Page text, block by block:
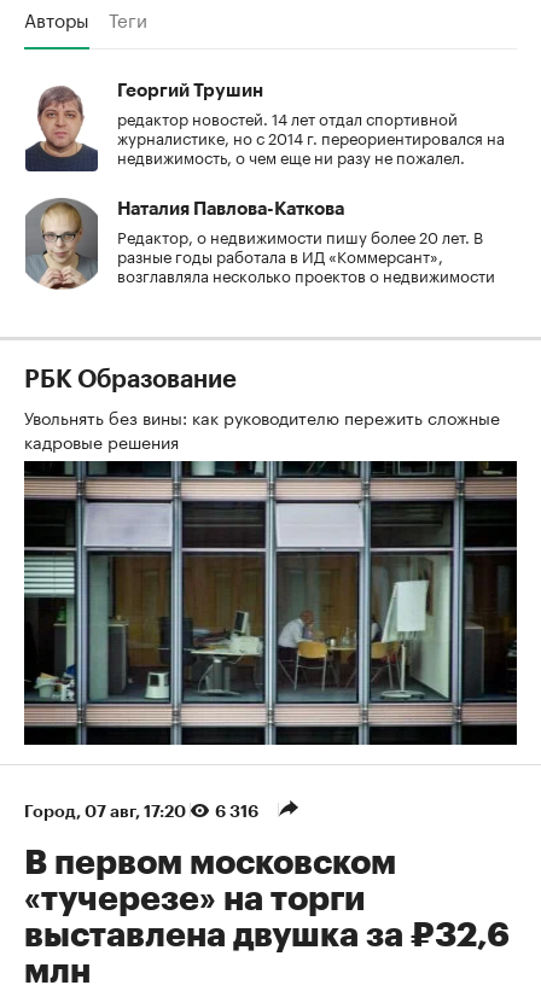
Авторы Теги
Георгий Трушин
редактор новостей. 14 лет отдал спортивной
журналистике, но с 2014 г. переориентировался на
недвижимость, о чем еще ни разу не пожалел.
Наталия Павлова-Каткова
Редактор, о недвижимости пишу более 20 лет. В
разные годы работала в ИД «Коммерсант»,
возглавляла несколько проектов о недвижимости
РБК Образование
Увольнять без вины: как руководителю пережить сложные
кадровые решения
Город 07 авг, 17:20 6 316
В первом московском
«тучерезе» на торги
выставлена двушка за ₽32,6
млн